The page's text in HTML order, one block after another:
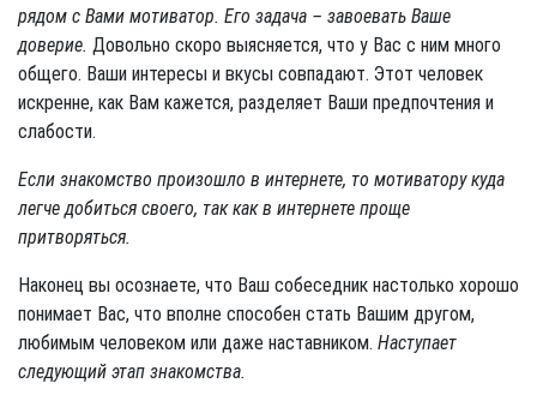
рядом с Вами мотиватор. Его задача – завоевать Ваше
доверие. Довольно скоро выясняется, что у Вас с ним много
общего. Ваши интересы и вкусы совпадают. Этот человек
искренне, как Вам кажется, разделяет Ваши предпочтения и
слабости.
Если знакомство произошло в интернете, то мотиватору куда
легче добить­ся своего, так как в интернете проще
притворяться.
Наконец вы осознаете, что Ваш собеседник настолько хорошо
понимает Вас, что вполне способен стать Вашим другом,
любимым человеком или даже наставником. Наступает
следующий этап знакомства.